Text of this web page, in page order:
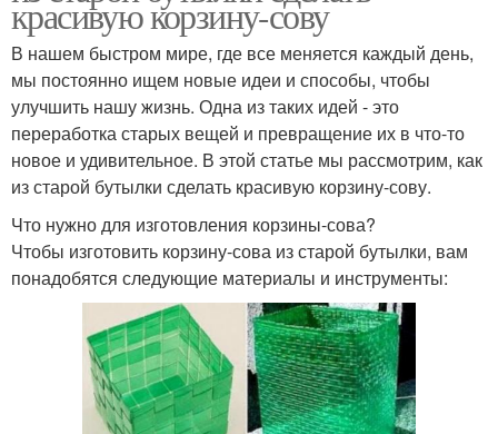
красивую корзину-сову
В нашем быстром мире, где все меняется каждый день,
мы постоянно ищем новые идеи и способы, чтобы
улучшить нашу жизнь. Одна из таких идей - это
переработка старых вещей и превращение их в что-то
новое и удивительное. В этой статье мы рассмотрим, как
из старой бутылки сделать красивую корзину-сову.
Что нужно для изготовления корзины-сова?
Чтобы изготовить корзину-сова из старой бутылки, вам
понадобятся следующие материалы и инструменты: